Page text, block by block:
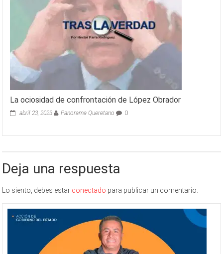
La ociosidad de confrontación de López Obrador
abril 23, 2023 Panorama Queretano 0
Deja una respuesta
Lo siento, debes estar conectado para publicar un comentario.